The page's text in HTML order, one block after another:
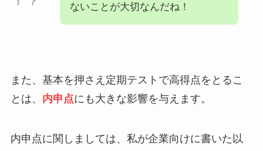
ないことが大切なんだね！
また、基本を押さえ定期テストで高得点をとるこ
とは、 内申点にも大きな影響を与えます。
内申点に関しましては、私が企業向けに書いた以